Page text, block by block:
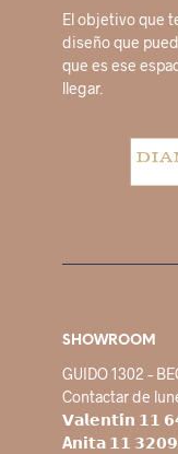
El objetivo que
diseño que
que es ese
llegar.
SHOWROOM
GUIDO 1302 –
Contactar de
𝗩𝗮𝗹𝗲𝗻𝘁𝗶́𝗻 𝟭𝟭
A𝗻𝗶𝘁𝗮𝟭𝟭